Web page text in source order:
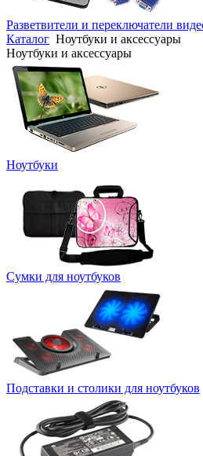
Разветвители и переключатели
Каталог Ноутбуки и аксессуары
Ноутбуки и аксессуары
Ноутбуки
Сумки для ноутбуков
Подставки и столики для ноутбуков